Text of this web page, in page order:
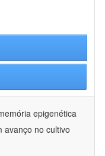
epigenética
avanço no cultivo